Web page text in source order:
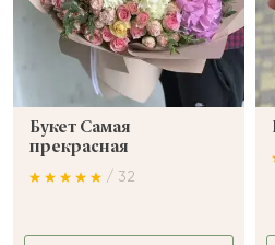
Букет Самая
прекрасная
/ 32